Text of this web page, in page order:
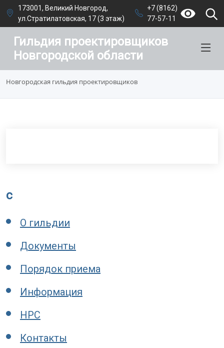
173001, Великий Новгород,
ул.Стратилатовская, 17 (3 этаж)
+7 (8162)
77-57-11
Гильдия проектировщиков
Новгородской области
Новгородская гильдия проектировщиков
c
О гильдии
Документы
Порядок приема
Информация
НРС
Контакты